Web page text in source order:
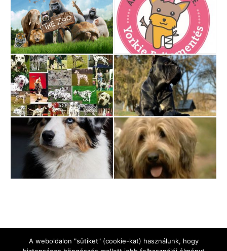
A weboldalon "sütiket" (cookie-kat) használunk, hogy